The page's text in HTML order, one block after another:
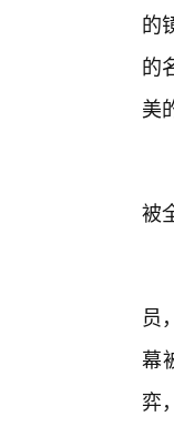
的
的
美
被
员
幕
弈